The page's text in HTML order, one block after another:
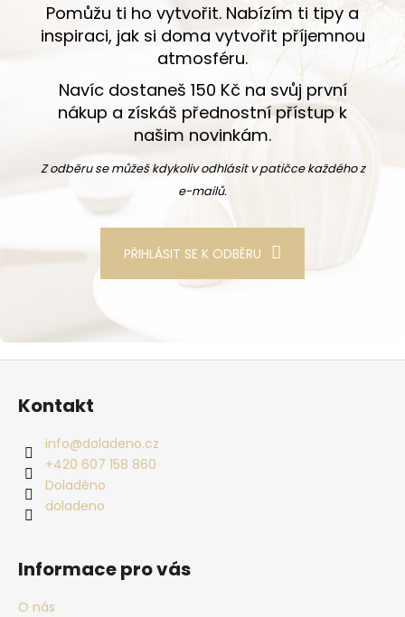
Pomůžu ti ho vytvořit. Nabízím ti tipy a
inspiraci, jak si doma vytvořit příjemnou
atmosféru.
Navíc dostaneš 150 Kč na svůj první
nákup a získáš přednostní přístup k
našim novinkám.
Z odběru se můžeš kdykoliv odhlásit v patičce každého z
e-mailů.
PŘIHLÁSIT SE K ODBĚRU
Zápatí
Kontakt
info@doladeno.cz
+420 607 158 860
Doladěno
doladeno
Informace pro vás
O nás